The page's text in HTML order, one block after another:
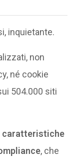
inquietante.
non
né cookie
504.000 siti
caratteristiche
, che